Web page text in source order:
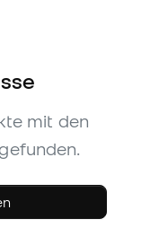
mit den